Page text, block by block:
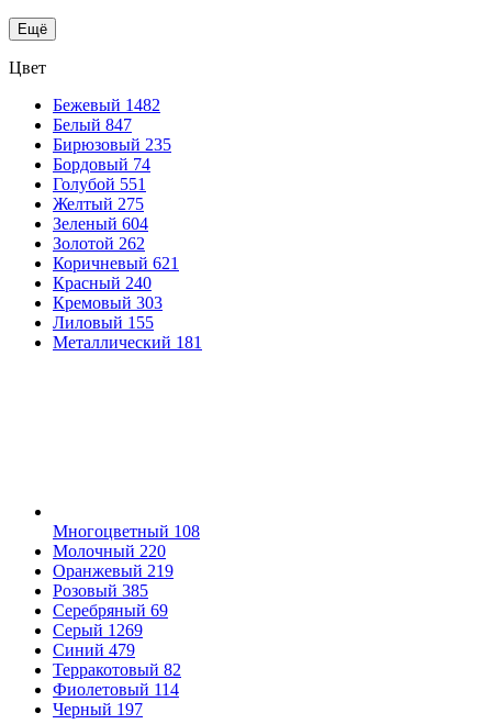
Ещё
Цвет
Бежевый 1482
Белый 847
Бирюзовый 235
Бордовый 74
Голубой 551
Желтый 275
Зеленый 604
Золотой 262
Коричневый 621
Красный 240
Кремовый 303
Лиловый 155
Металлический 181
Многоцветный 108
Молочный 220
Оранжевый 219
Розовый 385
Серебряный 69
Серый 1269
Синий 479
Терракотовый 82
Фиолетовый 114
Черный 197